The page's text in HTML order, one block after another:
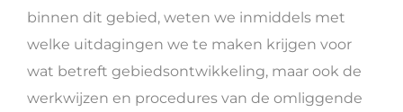
binnen dit gebied, weten we inmiddels met
welke uitdagingen we te maken krijgen voor
wat betreft gebiedsontwikkeling, maar ook de
werkwijzen en procedures van de omliggende